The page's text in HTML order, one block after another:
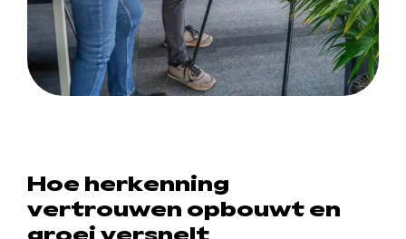
Hoe herkenning
vertrouwen opbouwt en
groei versnelt